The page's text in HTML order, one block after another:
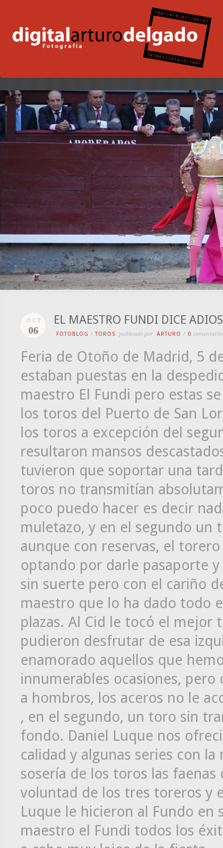
OCT
06
EL MAESTRO FUNDI DICE
FOTOBLOG /TOROS publicado por ARTURO / 0
Feria de Otoño de Madrid, 5
estaban puestas en la
maestro El Fundi pero estas
los toros del Puerto de San
los toros a excepción del
resultaron mansos
tuvieron que soportar una
toros no transmitían
poco puedo hacer es decir
muletazo, y en el segundo un
aunque con reservas, el
optando por darle pasaporte
sin suerte pero con el cariño
maestro que lo ha dado todo
plazas. Al Cid le tocó el mejor
pudieron desfrutar de esa
enamorado aquellos que
innumerables ocasiones, pero
a hombros, los aceros no le
, en el segundo, un toro sin
fondo. Daniel Luque nos
calidad y algunas series con
sosería de los toros las
voluntad de los tres toreros y
Luque le hicieron al Fundo en
maestro el Fundi todos los